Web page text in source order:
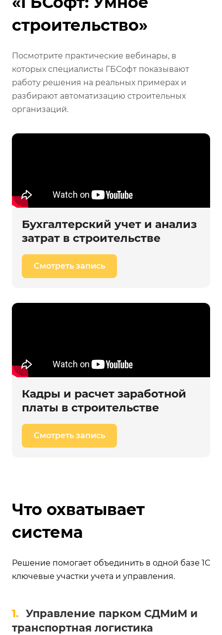
строительство»
Посмотрите практические вебинары, в
которых специалисты ГБСофт показывают
работу решения на реальных примерах и
разбирают автоматизацию строительных
организаций.
Бухгалтерский учет и анализ
затрат в строительстве
Смотреть запись
Кадры и расчет заработной
платы в строительстве
Смотреть запись
Что охватывает
система
Решение помогает объединить в одной базе 1С
ключевые участки учета и управления.
1. Управление парком СДМиМ и
транспортная логистика